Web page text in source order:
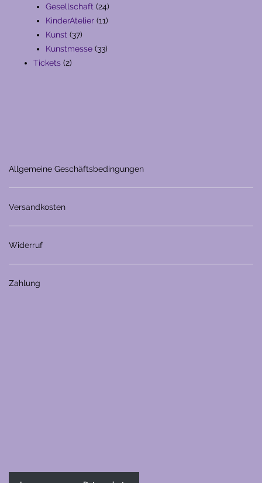
Produkte
Gesellschaft 2424
Produkte
KinderAtelier 1111
Kunst 3737
Produkte
Kunstmesse 3333
Tickets 22
Allgemeine Geschäftsbedingungen
Versandkosten
Widerruf
Zahlung